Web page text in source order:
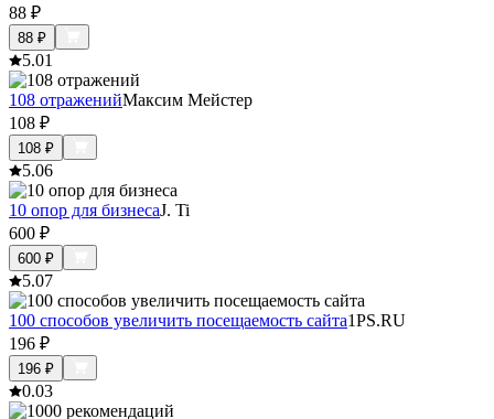
88 ₽
88 ₽
5.01
108 отраженийМаксим Мейстер
108 ₽
108 ₽
5.06
10 опор для бизнесаJ. Ti
600 ₽
600 ₽
5.07
100 способов увеличить посещаемость сайта1PS.RU
196 ₽
196 ₽
0.03